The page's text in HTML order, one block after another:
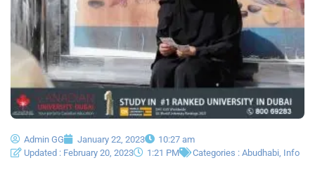
Admin GG January 22, 2023
10:27 am
Updated : February 20, 2023
1:21 PM Categories : Abudhabi Info